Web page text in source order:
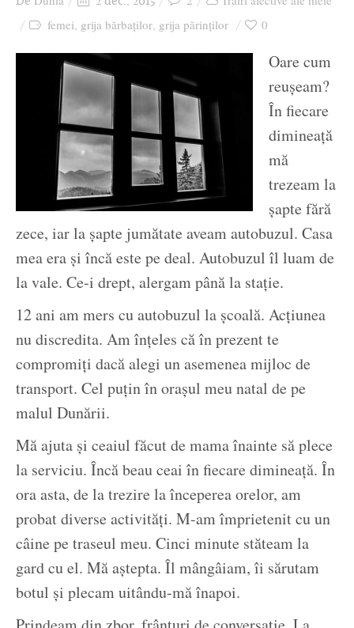
Ziua culorii
femei, grija bărbaților, grija părinților 0
Oare cum
reușeam?
În fiecare
dimineață
mă
trezeam la
șapte fără
zece, iar la șapte jumătate aveam autobuzul. Casa
mea era și încă este pe deal. Autobuzul îl luam de
la vale. Ce-i drept, alergam până la stație.
12 ani am mers cu autobuzul la școală. Acțiunea
nu discredita. Am înțeles că în prezent te
compromiți dacă alegi un asemenea mijloc de
transport. Cel puțin în orașul meu natal de pe
malul Dunării.
Mă ajuta și ceaiul făcut de mama înainte să plece
la serviciu. Încă beau ceai în fiecare dimineață. În
ora asta, de la trezire la începerea orelor, am
probat diverse activități. M-am împrietenit cu un
câine pe traseul meu. Cinci minute stăteam la
gard cu el. Mă aștepta. Îl mângâiam, îi sărutam
botul și plecam uitându-mă înapoi.